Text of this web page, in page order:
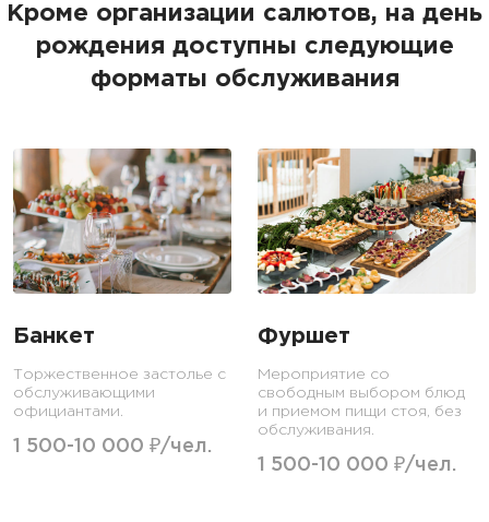
Кроме организации салютов, на день
рождения доступны следующие
форматы обслуживания
Банкет
Торжественное застолье с
обслуживающими
официантами.
1 500-10 000 ₽/чел.
Фуршет
Мероприятие со
свободным выбором блюд
и приемом пищи стоя, без
обслуживания.
1 500-10 000 ₽/чел.